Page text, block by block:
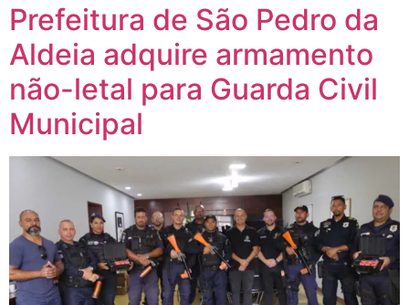
Prefeitura de São Pedro da
Aldeia adquire armamento
não-letal para Guarda Civil
Municipal